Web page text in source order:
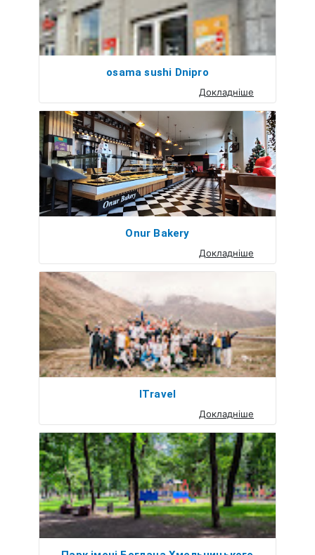
osama sushi Dnipro
Докладніше
Onur Bakery
Докладніше
ITravel
Докладніше